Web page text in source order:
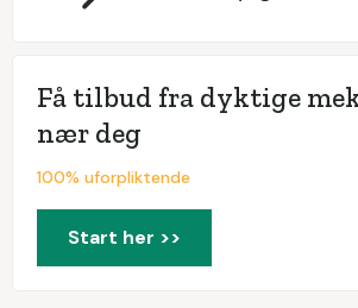
Få tilbud fra dyktige
nær deg
100% uforpliktende
Start her >>